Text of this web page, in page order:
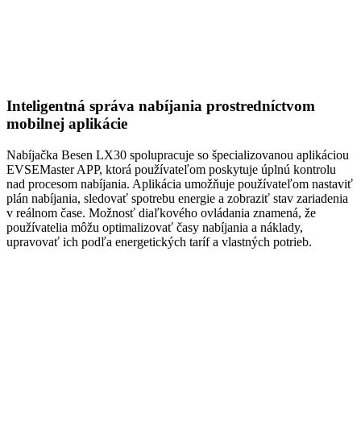
Inteligentná správa nabíjania prostredníctvom
mobilnej aplikácie
Nabíjačka Besen LX30 spolupracuje so špecializovanou aplikáciou
EVSEMaster APP, ktorá používateľom poskytuje úplnú kontrolu
nad procesom nabíjania. Aplikácia umožňuje používateľom nastaviť
plán nabíjania, sledovať spotrebu energie a zobraziť stav zariadenia
v reálnom čase. Možnosť diaľkového ovládania znamená, že
používatelia môžu optimalizovať časy nabíjania a náklady,
upravovať ich podľa energetických taríf a vlastných potrieb.